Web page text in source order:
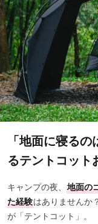
「地面に寝る
るテントコット
キャンプの夜、 地面の
た経験はありませんか
が「テントコット」。